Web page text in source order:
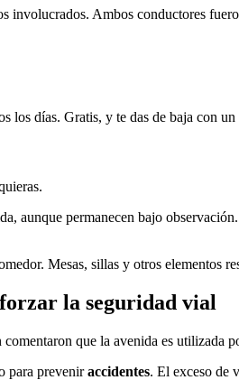
involucrados. Ambos conductores
los días. Gratis, y te das de baja con un
aunque permanecen bajo
Mesas, sillas y otros elementos
la seguridad vial
que la avenida es utilizada
para preveniraccidentes. El exceso de